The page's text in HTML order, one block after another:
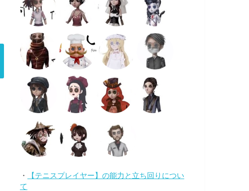
・
【テニスプレイヤー】の能力と立ち回りについ
て